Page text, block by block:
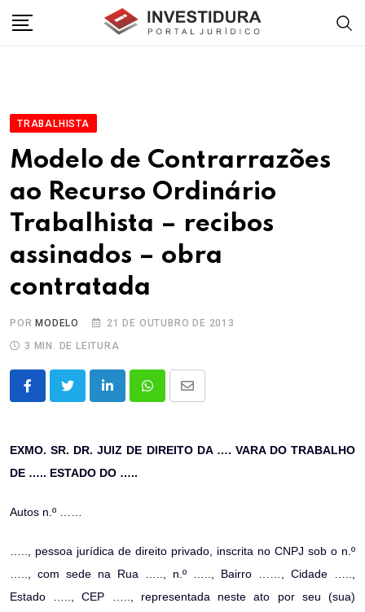
TRABALHISTA
Modelo de Contrarrazões
ao Recurso Ordinário
Trabalhista – recibos
assinados – obra
contratada
POR MODELO
21 DE OUTUBRO DE 2013
3 MIN. DE LEITURA
LinkedInWhatsappShare
EXMO. SR. DR. JUIZ DE DIREITO DA …. VARA DO TRABALHO
DE ….. ESTADO DO …..
Autos n.º ……
….., pessoa jurídica de direito privado, inscrita no CNPJ sob o n.º
….., com sede na Rua ….., n.º ….., Bairro ……, Cidade …..,
Estado ….., CEP ….., representada neste ato por seu (sua)